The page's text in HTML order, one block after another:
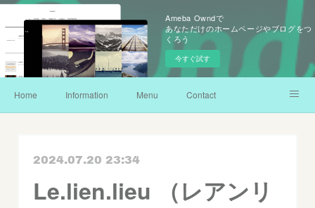
Ameba Owndで
あなただけのホームページやブログをつ
くろう
今すぐ試す
Home Information Menu Contact
2024.07.20 23:34
Le.lien.lieu （レアンリ